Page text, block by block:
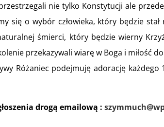
nie tylko Konstytucji ale
się o wybór człowieka, który będzie
śmierci, który będzie wierny
przekazywali wiarę w Boga i miłość
Różaniec podejmuję adorację
drogą emailową :